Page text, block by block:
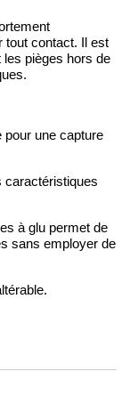
tout contact. Il est
les pièges hors de
pour une capture
caractéristiques
à glu permet de
sans employer de